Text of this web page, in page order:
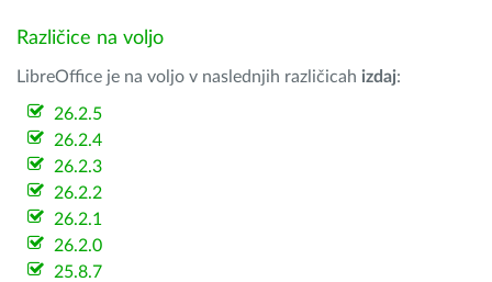
Različice na voljo
LibreOffice je na voljo v naslednjih različicah izdaj:
26.2.5
26.2.4
26.2.3
26.2.2
26.2.1
26.2.0
25.8.7